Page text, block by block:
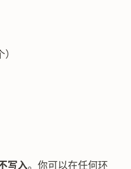
写入。你可以在任何环